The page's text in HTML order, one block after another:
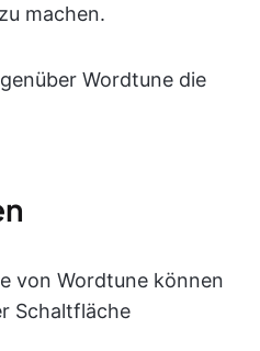
machen.
Wordtune die
von Wordtune können
Schaltfläche